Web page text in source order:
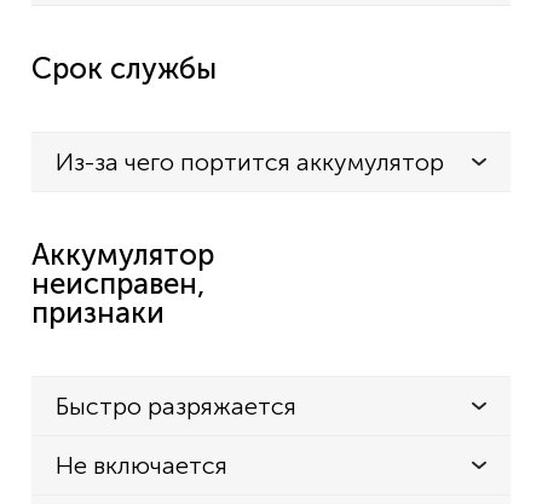
Срок службы
Из-за чего портится аккумулятор
Аккумулятор
неисправен,
признаки
Быстро разряжается
Не включается